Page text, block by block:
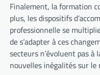
Finalement, la formation
plus, les dispositifs
professionnelle se
de s’adapter à ces
secteurs n’évoluent pas à
nouvelles inégalités sur le